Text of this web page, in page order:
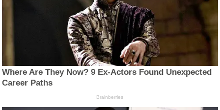
Where Are They Now? 9 Ex-Actors Found Unexpected
Career Paths
Brainberries